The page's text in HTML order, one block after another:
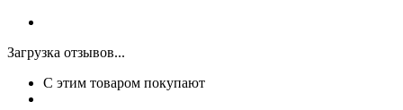
Загрузка отзывов...
С этим товаром покупают